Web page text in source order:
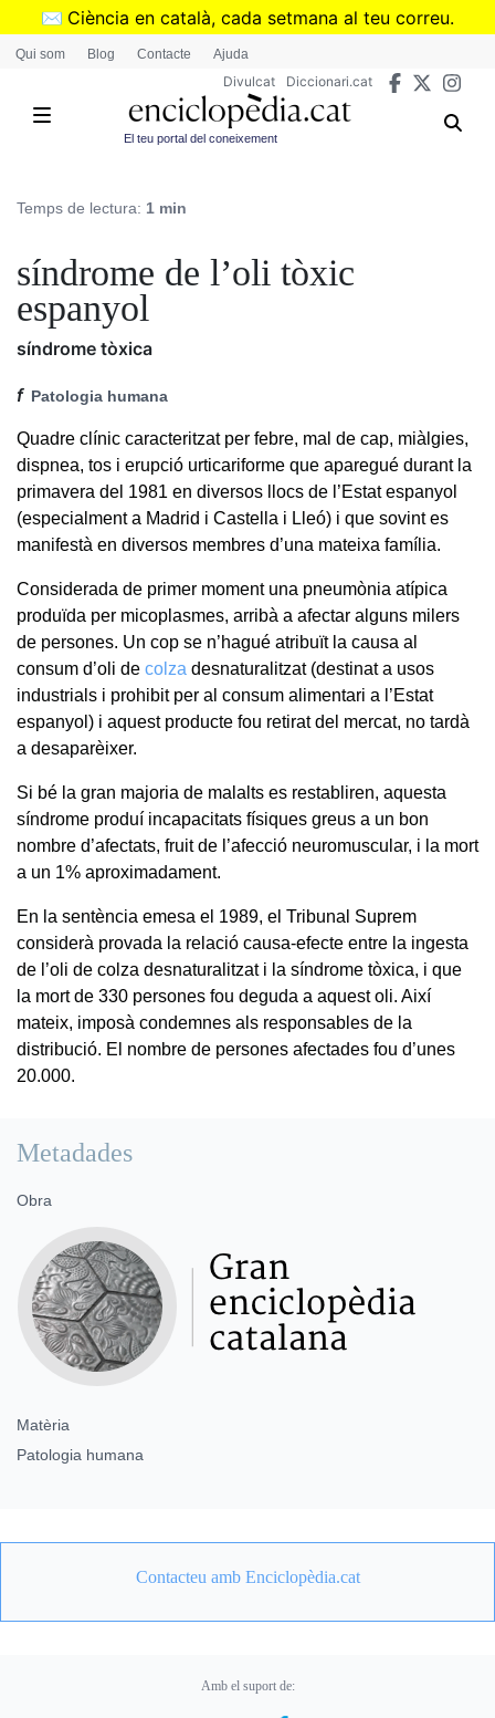
Vés
✉️ Ciència en català, cada setmana al teu correu.
➜Subscriu-te al butlletí de Divulcat
Qui som Blog Contacte Ajuda
Divulcat Diccionari.cat
El teu portal del coneixement
Temps de lectura: 1 min
síndrome de l’oli tòxic
espanyol
síndrome tòxica
f Patologia humana
Quadre clínic caracteritzat per febre, mal de cap, miàlgies,
dispnea, tos i erupció urticariforme que aparegué durant la
primavera del 1981 en diversos llocs de l’Estat espanyol
(especialment a Madrid i Castella i Lleó) i que sovint es
manifestà en diversos membres d’una mateixa família.
Considerada de primer moment una pneumònia atípica
produïda per micoplasmes, arribà a afectar alguns milers
de persones. Un cop se n’hagué atribuït la causa al
consum d’oli de colza desnaturalitzat (destinat a usos
industrials i prohibit per al consum alimentari a l’Estat
espanyol) i aquest producte fou retirat del mercat, no tardà
a desaparèixer.
Si bé la gran majoria de malalts es restabliren, aquesta
síndrome produí incapacitats físiques greus a un bon
nombre d’afectats, fruit de l’afecció neuromuscular, i la mort
a un 1% aproximadament.
En la sentència emesa el 1989, el Tribunal Suprem
considerà provada la relació causa-efecte entre la ingesta
de l’oli de colza desnaturalitzat i la síndrome tòxica, i que
la mort de 330 persones fou deguda a aquest oli. Així
mateix, imposà condemnes als responsables de la
distribució. El nombre de persones afectades fou d’unes
20.000.
Metadades
Obra
Matèria
Patologia humana
Contacteu amb Enciclopèdia.cat
Amb el suport de: